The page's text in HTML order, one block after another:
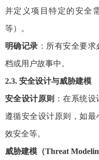
并定义项目特定的安全
等）。
明确记录 ：所有安全要
档或用户故事中。
2.3. 安全设计与威胁建模
安全设计原则 ：在系统
遵循安全设计原则，如
效安全等。
威胁建模（Threat